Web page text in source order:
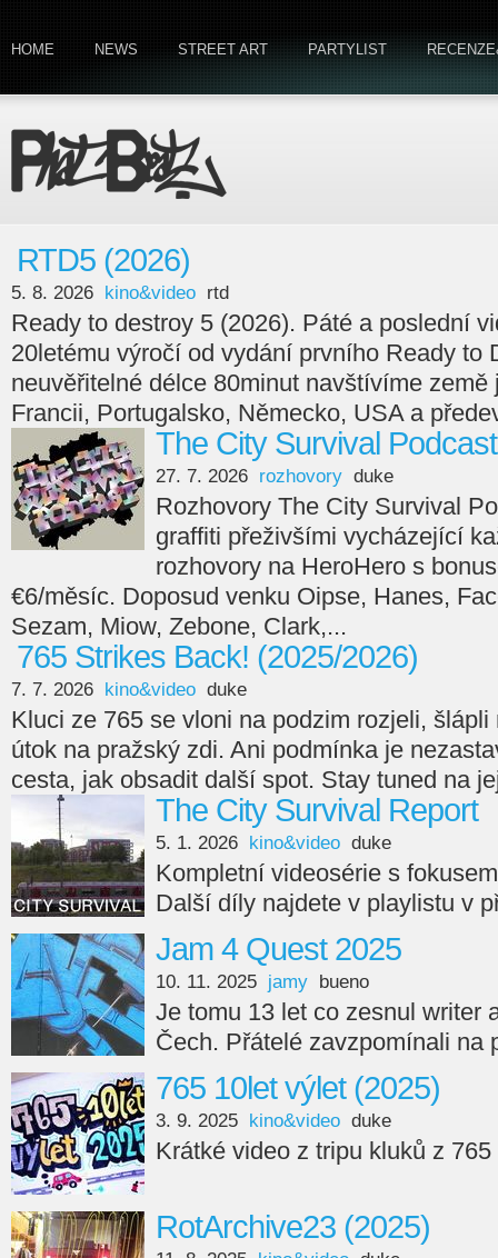
HOME NEWS STREET ART PARTYLIST
RTD5 (2026)
5. 8. 2026 kino&video rtd
Ready to destroy 5 (2026). Páté a poslední
20letému výročí od vydání prvního Ready to
neuvěřitelné délce 80minut navštívíme
Francii, Portugalsko, Německo, USA a
The City Survival Podcast
27. 7. 2026 rozhovory duke
Rozhovory The City Survival
graffiti přeživšími vycházející
rozhovory na HeroHero s
€6/měsíc. Doposud venku Oipse, Hanes,
Sezam, Miow, Zebone, Clark,...
765 Strikes Back! (2025/2026)
7. 7. 2026 kino&video duke
Kluci ze 765 se vloni na podzim rozjeli,
útok na pražský zdi. Ani podmínka je
cesta, jak obsadit další spot. Stay tuned na
The City Survival Report
5. 1. 2026 kino&video duke
Kompletní videosérie s
Další díly najdete v playlistu v
Jam 4 Quest 2025
10. 11. 2025 jamy bueno
Je tomu 13 let co zesnul writer
Čech. Přátelé zavzpomínali na
765 10let výlet (2025)
3. 9. 2025 kino&video duke
Krátké video z tripu kluků z
RotArchive23 (2025)